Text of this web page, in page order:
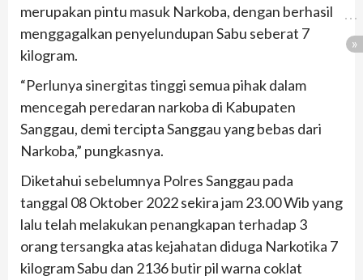
merupakan pintu masuk Narkoba, dengan berhasil
menggagalkan penyelundupan Sabu seberat 7
kilogram.
“Perlunya sinergitas tinggi semua pihak dalam
mencegah peredaran narkoba di Kabupaten
Sanggau, demi tercipta Sanggau yang bebas dari
Narkoba,” pungkasnya.
Diketahui sebelumnya Polres Sanggau pada
tanggal 08 Oktober 2022 sekira jam 23.00 Wib yang
lalu telah melakukan penangkapan terhadap 3
orang tersangka atas kejahatan diduga Narkotika 7
kilogram Sabu dan 2136 butir pil warna coklat